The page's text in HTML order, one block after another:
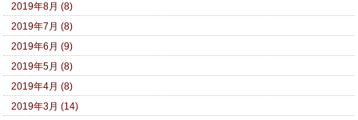
2019年8月 (8)
2019年7月 (8)
2019年6月 (9)
2019年5月 (8)
2019年4月 (8)
2019年3月 (14)